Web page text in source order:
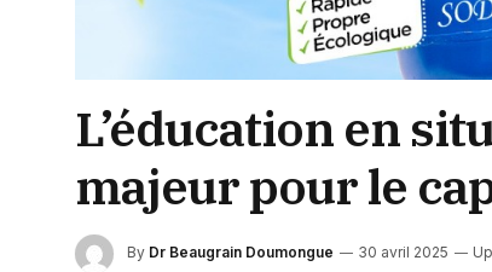
L’éducation en
majeur pour le
By Dr Beaugrain Doumongue 30 avril 2025